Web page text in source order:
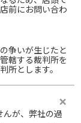
前にお問い合わ
争いが生じたと
轄する裁判所を
所とします。
んが、弊社の過